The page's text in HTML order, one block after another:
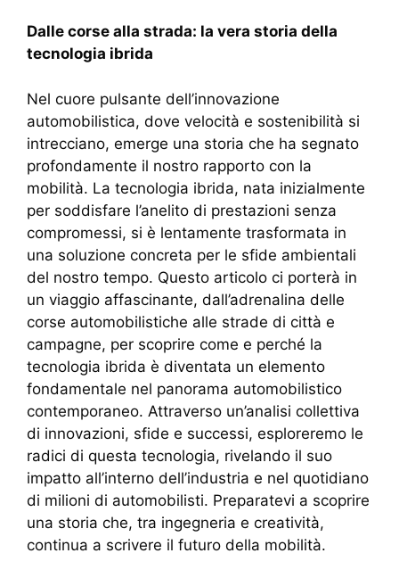
Dalle corse alla strada: la vera storia della
tecnologia ibrida
Nel cuore pulsante dell’innovazione
automobilistica, dove velocità e sostenibilità si
intrecciano, emerge una storia che ha segnato
profondamente il nostro rapporto con la
mobilità. La tecnologia ibrida, nata inizialmente
per soddisfare l’anelito di prestazioni senza
compromessi, si è lentamente trasformata in
una soluzione concreta per le sfide ambientali
del nostro tempo. Questo articolo ci porterà in
un viaggio affascinante, dall’adrenalina delle
corse automobilistiche alle strade di città e
campagne, per scoprire come e perché la
tecnologia ibrida è diventata un elemento
fondamentale nel panorama automobilistico
contemporaneo. Attraverso un’analisi collettiva
di innovazioni, sfide e successi, esploreremo le
radici di questa tecnologia, rivelando il suo
impatto all’interno dell’industria e nel quotidiano
di milioni di automobilisti. Preparatevi a scoprire
una storia che, tra ingegneria e creatività,
continua a scrivere il futuro della mobilità.